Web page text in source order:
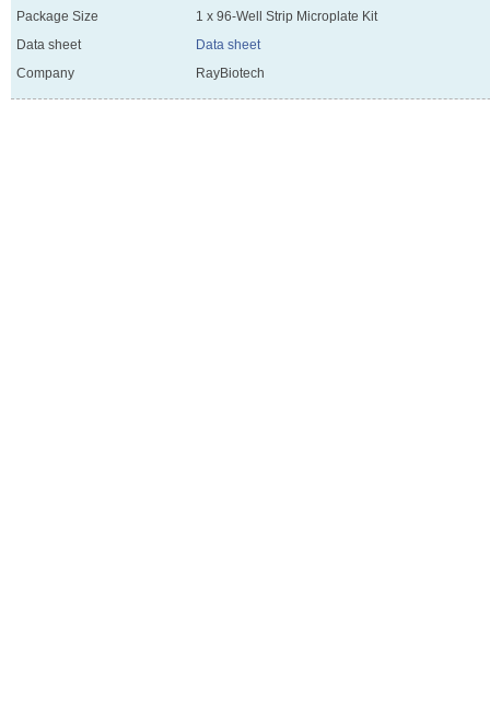
Package Size
1 x 96-Well Strip Microplate Kit
Data sheet
Data sheet
Company
RayBiotech